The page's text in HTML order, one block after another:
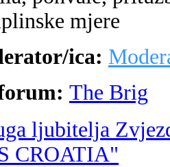
mjere
ica:
The Brig
ljubitelja
CROATIA"